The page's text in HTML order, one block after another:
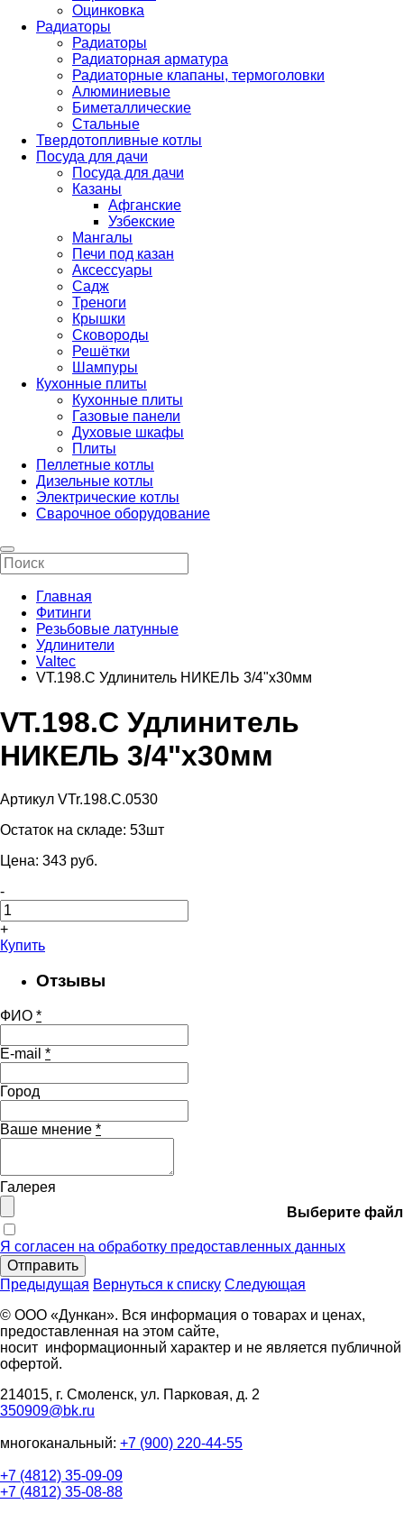
Оцинковка
Радиаторы
Радиаторы
Радиаторная арматура
Радиаторные клапаны, термоголовки
Алюминиевые
Биметаллические
Стальные
Твердотопливные котлы
Посуда для дачи
Посуда для дачи
Казаны
Афганские
Узбекские
Мангалы
Печи под казан
Аксессуары
Садж
Треноги
Крышки
Сковороды
Решётки
Шампуры
Кухонные плиты
Кухонные плиты
Газовые панели
Духовые шкафы
Плиты
Пеллетные котлы
Дизельные котлы
Электрические котлы
Сварочное оборудование
Главная
Фитинги
Резьбовые латунные
Удлинители
Valtec
VT.198.C Удлинитель НИКЕЛЬ 3/4"х30мм
VT.198.C Удлинитель
НИКЕЛЬ 3/4"х30мм
Артикул VTr.198.C.0530
Остаток на складе: 53шт
Цена: 343 pуб.
-
+
Купить
Отзывы
ФИО *
E-mail *
Город
Ваше мнение *
Галерея
Выберите файл
Я согласен на обработку предоставленных данных
Отправить
Предыдущая Вернуться к списку Следующая
© ООО «Дункан». Вся информация о товарах и ценах,
предоставленная на этом сайте,
носит информационный характер и не является публичной
офертой.
214015, г. Смоленск, ул. Парковая, д. 2
350909@bk.ru
многоканальный: +7 (900) 220-44-55
+7 (4812) 35-09-09
+7 (4812) 35-08-88